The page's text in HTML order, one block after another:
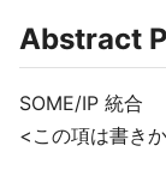
Abstract
SOME/IP 統合
<この項は書き